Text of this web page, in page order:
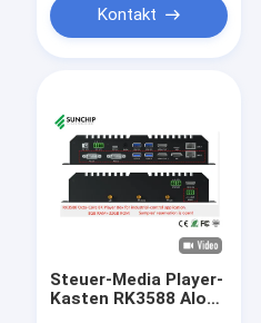
Kontakt
Steuer-Media Player-
Kasten RK3588 AIoT